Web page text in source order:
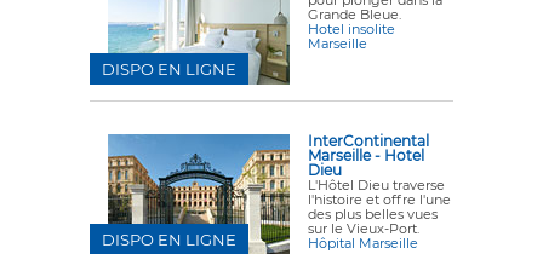
Grande Bleue.
Hotel insolite
Marseille
DISPO EN LIGNE
InterContinental
Marseille - Hotel
Dieu
L'Hôtel Dieu traverse
l'histoire et offre l'une
des plus belles vues
sur le Vieux-Port.
Hôpital Marseille
DISPO EN LIGNE